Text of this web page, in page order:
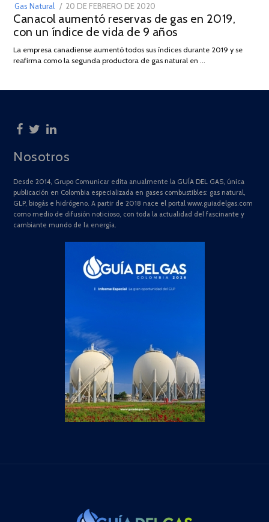
Gas Natural
POSTED
ON
20 DE FEBRERO DE 2020
DE
JULIO
2025
Canacol aumentó reservas de gas en 2019,
con un índice de vida de 9 años
La empresa canadiense aumentó todos sus índices durante 2019 y se
reafirma como la segunda productora de gas natural en …
Nosotros
Desde 2014, Grupo Comunicar edita anualmente la GUÍA DEL GAS, única
publicación en Colombia especializada en gases combustibles: gas natural,
GLP, biogás e hidrógeno. A partir de 2018 nace el portal www.guiadelgas.com
como medio de difusión noticioso, con toda la actualidad del fascinante y
cambiante mundo de la energía.